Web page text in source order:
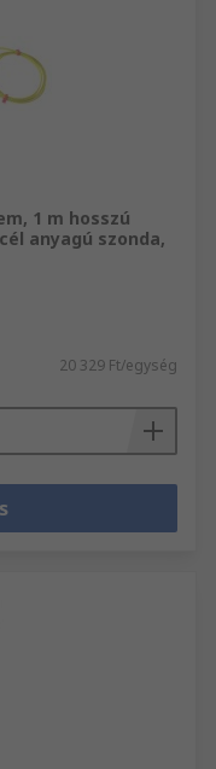
1 m hosszú
anyagú szonda,
20 329 Ft/egység